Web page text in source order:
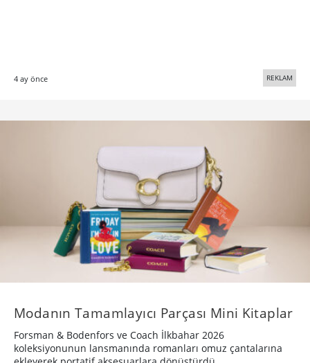
4 ay önce REKLAM
Modanın Tamamlayıcı Parçası Mini Kitaplar
Forsman & Bodenfors ve Coach İlkbahar 2026
koleksiyonunun lansmanında romanları omuz çantalarına